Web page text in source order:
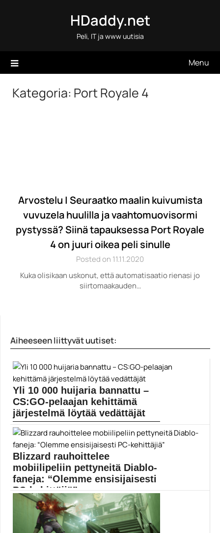
HDaddy.net
Peli, IT ja www uutisia
Menu
Kategoria: Port Royale 4
Arvostelu | Seuraatko maalin kuivumista
vuvuzela huulilla ja vaahtomuovisormi
pystyssä? Siinä tapauksessa Port Royale
4 on juuri oikea peli sinulle
Posted on 11.11.2020
Kuka olisikaan uskonut, että automatisaatio rienasi jo
siirtomaakauden…
Aiheeseen liittyvät uutiset:
Yli 10 000 huijaria bannattu –
CS:GO-pelaajan kehittämä
järjestelmä löytää vedättäjät
Pelivideoita tutkiva järjestelmä on löytänyt jo yli 15...
CS:GO
Blizzard rauhoittelee
mobiilipeliin pettyneitä Diablo-
faneja: “Olemme ensisijaisesti
PC-kehittäjiä”
Marraskuun alussa selviää, esitteleekö Blizzard uuden
Diablon. Blizzard...